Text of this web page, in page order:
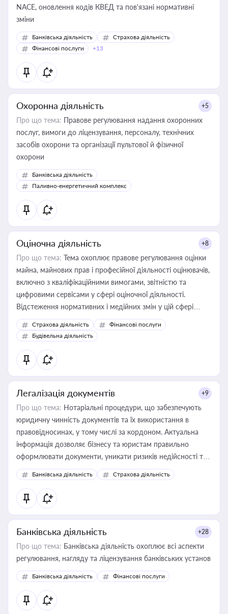
NACE, оновлення кодів КВЕД та пов'язані нормативні
зміни
Банківська діяльність
Страхова діяльність
Фінансові послуги
+13
Охоронна діяльність +5
Про що тема: Правове регулювання надання охоронних
послуг, вимоги до ліцензування, персоналу, технічних
засобів охорони та організації пультової й фізичної
охорони
Банківська діяльність
Паливно-енергетичний комплекс
Оціночна діяльність +8
Про що тема: Тема охоплює правове регулювання оцінки
майна, майнових прав і професійної діяльності оцінювачів,
включно з кваліфікаційними вимогами, звітністю та
цифровими сервісами у сфері оціночної діяльності.
Відстеження нормативних і медійних змін у цій сфері
корисне для власника бізнесу, керівника, юриста або
бухгалтера під час оподаткування, приватизації, оренди
державного майна, корпоративних угод і перевірки
статусу суб'єктів оціночної діяльності
Страхова діяльність
Фінансові послуги
Будівельна діяльність
Легалізація документів +9
Про що тема: Нотаріальні процедури, що забезпечують
юридичну чинність документів та їх використання в
правовідносинах, у тому числі за кордоном. Актуальна
інформація дозволяє бізнесу та юристам правильно
оформлювати документи, уникати ризиків недійсності та
забезпечувати їх належне прийняття органами влади та
контрагентами
Банківська діяльність Страхова діяльність
Банківська діяльність +28
Про що тема: Банківська діяльність охоплює всі аспекти
регулювання, нагляду та ліцензування банківських установ
Банківська діяльність Фінансові послуги